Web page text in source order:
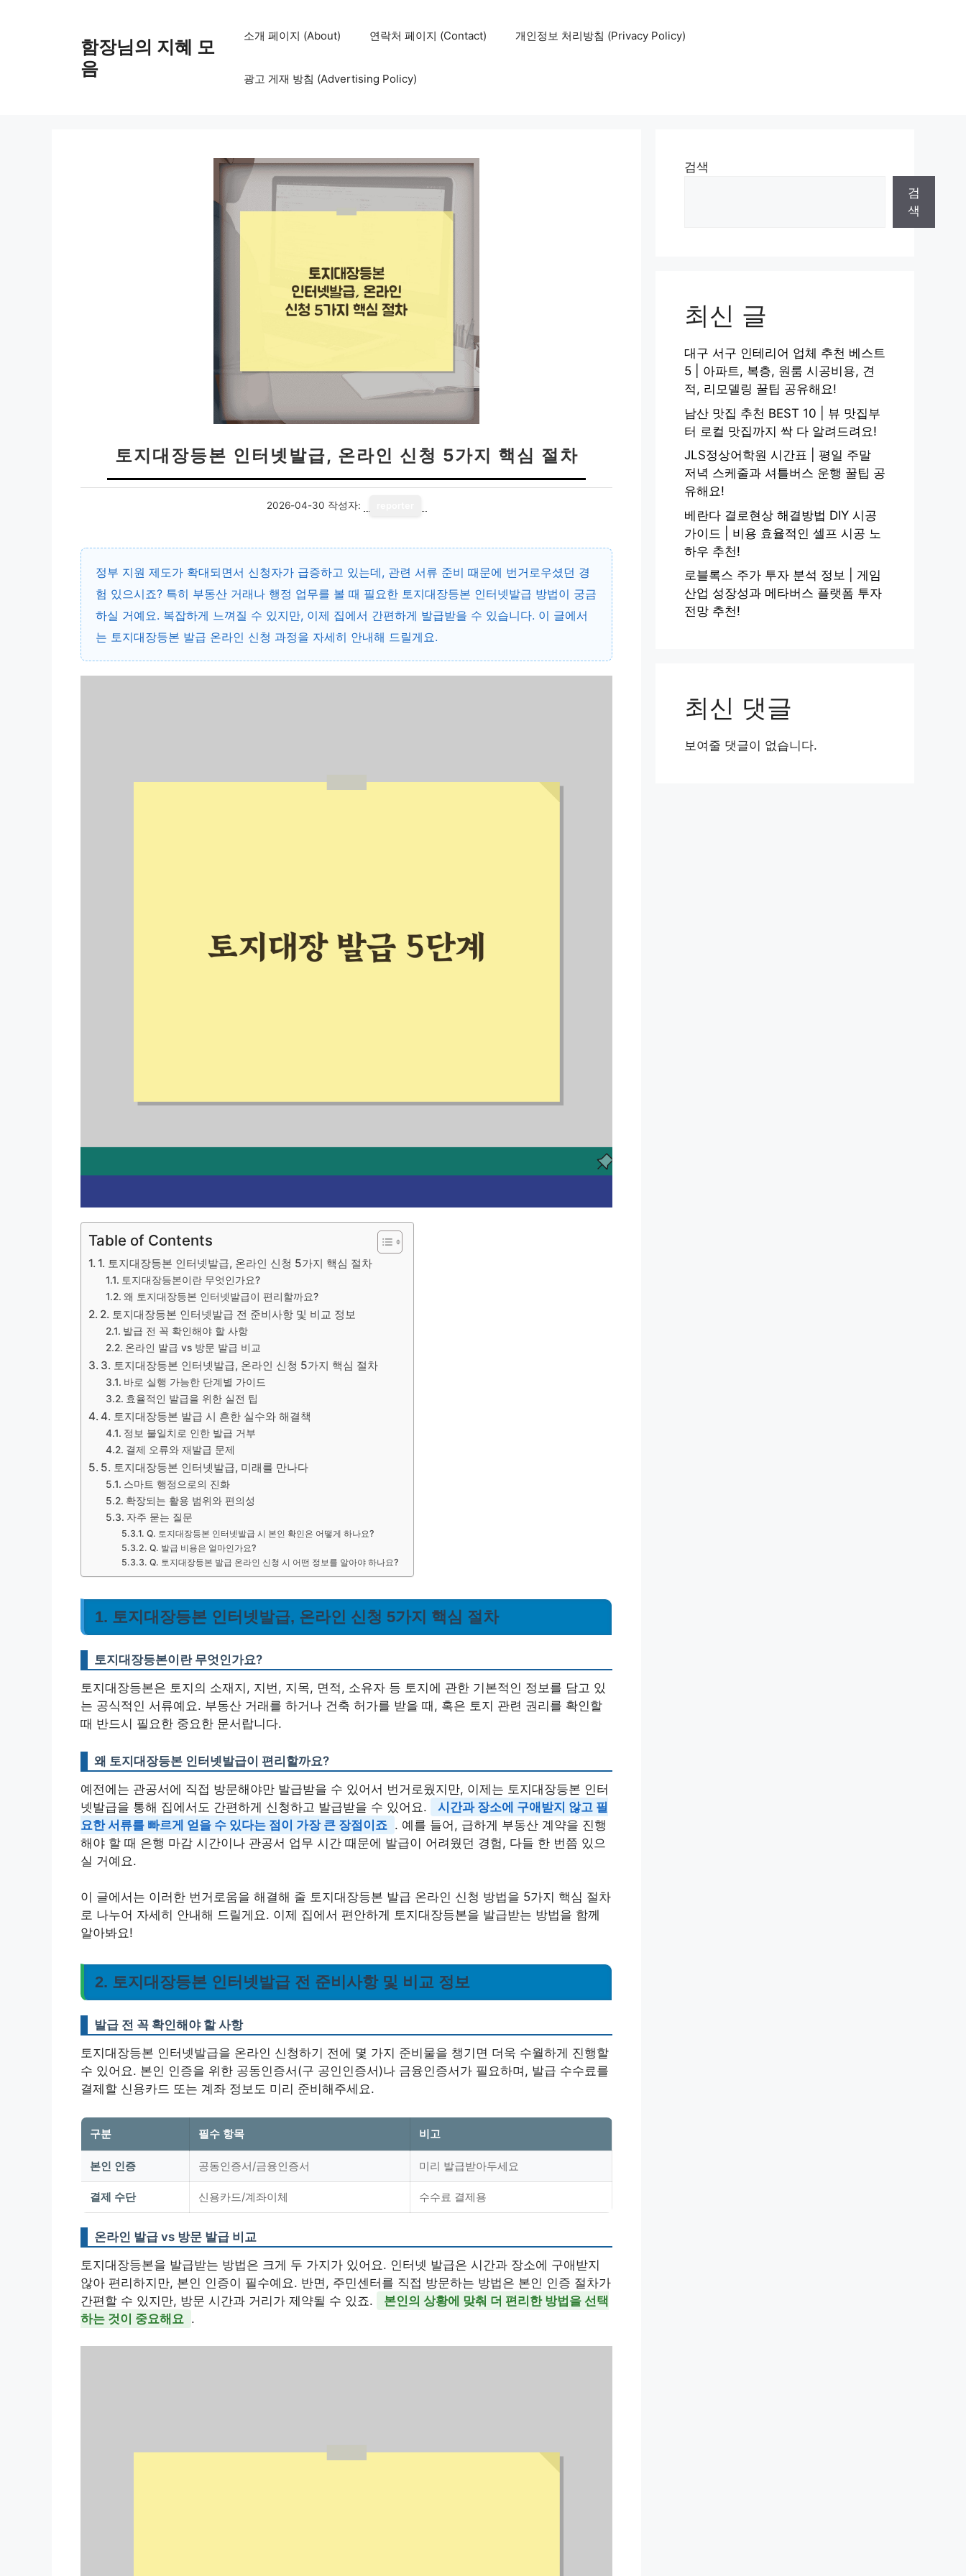
함장님의 지혜 모
음
소개 페이지 (About) 연락처 페이지 (Contact) 개인정보 처리방침 (Privacy Policy)
광고 게재 방침 (Advertising Policy)
토지대장등본 인터넷발급, 온라인 신청 5가지 핵심 절차
2026-04-30 작성자:
정부 지원 제도가 확대되면서 신청자가 급증하고 있는데, 관련 서류 준비 때문에 번거로우셨던 경
험 있으시죠? 특히 부동산 거래나 행정 업무를 볼 때 필요한 토지대장등본 인터넷발급 방법이 궁금
하실 거예요. 복잡하게 느껴질 수 있지만, 이제 집에서 간편하게 발급받을 수 있습니다. 이 글에서
는 토지대장등본 발급 온라인 신청 과정을 자세히 안내해 드릴게요.
Table of Contents
1. 토지대장등본 인터넷발급, 온라인 신청 5가지 핵심 절차
토지대장등본이란 무엇인가요?
왜 토지대장등본 인터넷발급이 편리할까요?
2. 토지대장등본 인터넷발급 전 준비사항 및 비교 정보
발급 전 꼭 확인해야 할 사항
온라인 발급 vs 방문 발급 비교
3. 토지대장등본 인터넷발급, 온라인 신청 5가지 핵심 절차
바로 실행 가능한 단계별 가이드
효율적인 발급을 위한 실전 팁
4. 토지대장등본 발급 시 흔한 실수와 해결책
정보 불일치로 인한 발급 거부
결제 오류와 재발급 문제
5. 토지대장등본 인터넷발급, 미래를 만나다
스마트 행정으로의 진화
확장되는 활용 범위와 편의성
자주 묻는 질문
Q. 토지대장등본 인터넷발급 시 본인 확인은 어떻게 하나요?
Q. 발급 비용은 얼마인가요?
Q. 토지대장등본 발급 온라인 신청 시 어떤 정보를 알아야 하나요?
1. 토지대장등본 인터넷발급, 온라인 신청 5가지 핵심 절차
토지대장등본이란 무엇인가요?
토지대장등본은 토지의 소재지, 지번, 지목, 면적, 소유자 등 토지에 관한 기본적인 정보를 담고 있
는 공식적인 서류예요. 부동산 거래를 하거나 건축 허가를 받을 때, 혹은 토지 관련 권리를 확인할
때 반드시 필요한 중요한 문서랍니다.
왜 토지대장등본 인터넷발급이 편리할까요?
예전에는 관공서에 직접 방문해야만 발급받을 수 있어서 번거로웠지만, 이제는 토지대장등본 인터
넷발급을 통해 집에서도 간편하게 신청하고 발급받을 수 있어요.
시간과 장소에 구애받지 않고 필
요한 서류를 빠르게 얻을 수 있다는 점이 가장 큰 장점이죠 . 예를 들어, 급하게 부동산 계약을 진행
해야 할 때 은행 마감 시간이나 관공서 업무 시간 때문에 발급이 어려웠던 경험, 다들 한 번쯤 있으
실 거예요.
이 글에서는 이러한 번거로움을 해결해 줄 토지대장등본 발급 온라인 신청 방법을 5가지 핵심 절차
로 나누어 자세히 안내해 드릴게요. 이제 집에서 편안하게 토지대장등본을 발급받는 방법을 함께
알아봐요!
2. 토지대장등본 인터넷발급 전 준비사항 및 비교 정보
발급 전 꼭 확인해야 할 사항
토지대장등본 인터넷발급을 온라인 신청하기 전에 몇 가지 준비물을 챙기면 더욱 수월하게 진행할
수 있어요. 본인 인증을 위한 공동인증서(구 공인인증서)나 금융인증서가 필요하며, 발급 수수료를
결제할 신용카드 또는 계좌 정보도 미리 준비해주세요.
구분 필수 항목 비고
본인 인증 공동인증서/금융인증서 미리 발급받아두세요
결제 수단 신용카드/계좌이체 수수료 결제용
온라인 발급 vs 방문 발급 비교
토지대장등본을 발급받는 방법은 크게 두 가지가 있어요. 인터넷 발급은 시간과 장소에 구애받지
않아 편리하지만, 본인 인증이 필수예요. 반면, 주민센터를 직접 방문하는 방법은 본인 인증 절차가
간편할 수 있지만, 방문 시간과 거리가 제약될 수 있죠.
본인의 상황에 맞춰 더 편리한 방법을 선택
하는 것이 중요해요
.
검색
검
색
최신 글
대구 서구 인테리어 업체 추천 베스트
5 | 아파트, 복층, 원룸 시공비용, 견
적, 리모델링 꿀팁 공유해요!
남산 맛집 추천 BEST 10 | 뷰 맛집부
터 로컬 맛집까지 싹 다 알려드려요!
JLS정상어학원 시간표 | 평일 주말
저녁 스케줄과 셔틀버스 운행 꿀팁 공
유해요!
베란다 결로현상 해결방법 DIY 시공
가이드 | 비용 효율적인 셀프 시공 노
하우 추천!
로블록스 주가 투자 분석 정보 | 게임
산업 성장성과 메타버스 플랫폼 투자
전망 추천!
최신 댓글
보여줄 댓글이 없습니다.